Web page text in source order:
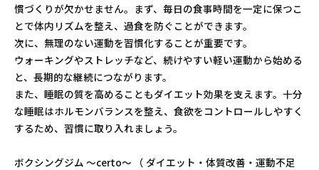
慣づくりが欠かせません。まず、毎日の食事時間を一定に保つこ
とで体内リズムを整え、過食を防ぐことができます。
次に、無理のない運動を習慣化することが重要です。
ウォーキングやストレッチなど、続けやすい軽い運動から始める
と、長期的な継続につながります。
また、睡眠の質を高めることもダイエット効果を支えます。十分
な睡眠はホルモンバランスを整え、食欲をコントロールしやすく
するため、習慣に取り入れましょう。
ボクシングジム ～certo～ （ ダイエット・体質改善・運動不足